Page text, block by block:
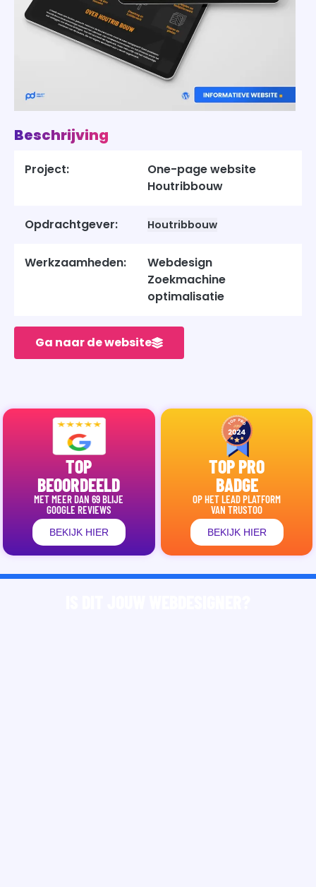
Beschrijving
Project:
One-page website
Houtribbouw
Opdrachtgever: Houtribbouw
Werkzaamheden:
Webdesign
Zoekmachine
optimalisatie
Ga naar de website
TOP
BEOORDEELD
MET MEER DAN 69 BLIJE
GOOGLE REVIEWS
BEKIJK HIER
TOP PRO
BADGE
OP HET LEAD PLATFORM
VAN TRUSTOO
BEKIJK HIER